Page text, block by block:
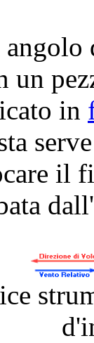
un
in
il